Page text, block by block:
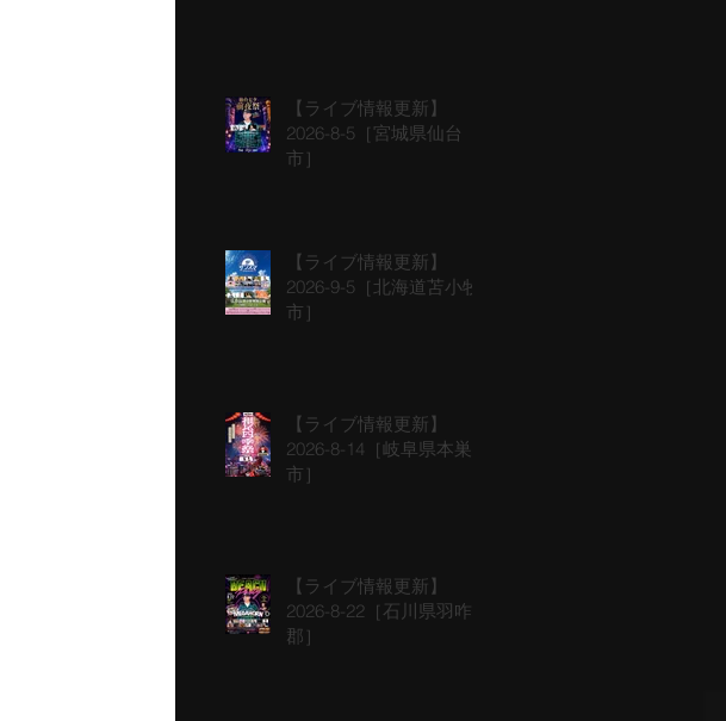
【ライブ情報更新】
2026-8-5［宮城県仙台
市］
【ライブ情報更新】
2026-9-5［北海道苫小牧
市］
【ライブ情報更新】
2026-8-14［岐阜県本巣
市］
【ライブ情報更新】
2026-8-22［石川県羽咋
郡］